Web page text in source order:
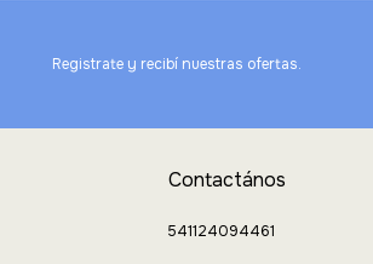
Registrate y recibí nuestras ofertas.
Contactános
541124094461